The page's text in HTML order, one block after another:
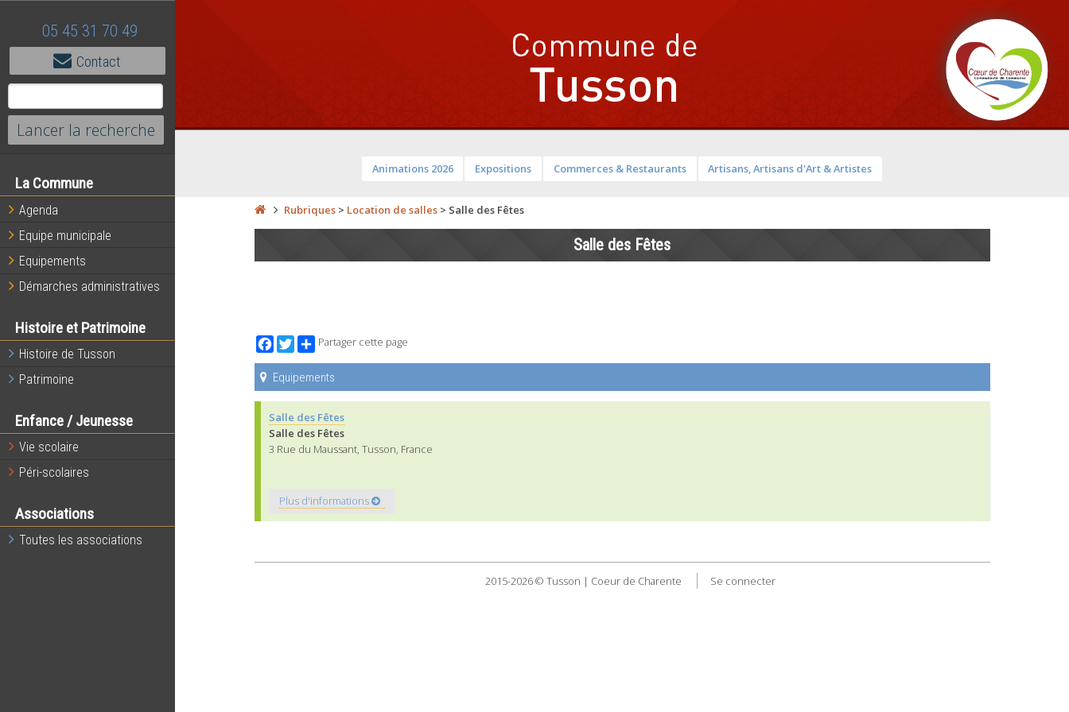
05 45 31 70 49
Contact
La Commune
Agenda
Equipe municipale
Equipements
Démarches administratives
Histoire et Patrimoine
Histoire de Tusson
Patrimoine
Enfance / Jeunesse
Vie scolaire
Péri-scolaires
Associations
Toutes les associations
Animations 2026 Expositions Commerces & Restaurants Artisans, Artisans d'Art & Artistes
Rubriques> Location de salles> Salle des Fêtes
Salle des Fêtes
Facebook
TwitterPartager cette page
Equipements
Salle des Fêtes
Salle des Fêtes
3 Rue du Maussant, Tusson, France
Plus d'informations
2015-2026 © Tusson | Coeur de Charente Se connecter